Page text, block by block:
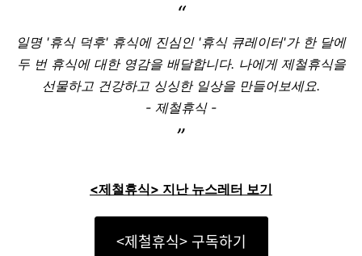
“
일명 '휴식 덕후' 휴식에 진심인 '휴식 큐레이터'가 한 달에
두 번 휴식에 대한 영감을 배달합니다. 나에게 제철휴식을
선물하고 건강하고 싱싱한 일상을 만들어보세요.
- 제철휴식 -
”
<제철휴식> 지난 뉴스레터 보기
<제철휴식> 구독하기